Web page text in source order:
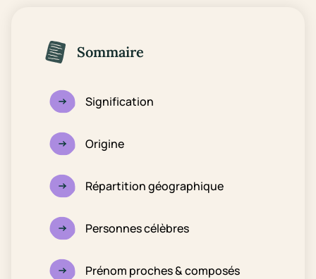
Sommaire
Signification
Origine
Répartition géographique
Personnes célèbres
Prénom proches & composés